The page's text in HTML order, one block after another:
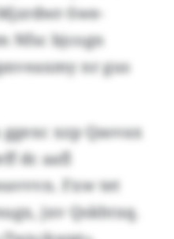
Swe-
Nfsc bjcogn
nr gus
xzp Qasvax
dc aafl
Fxw tet
jxv Qskhtxq.